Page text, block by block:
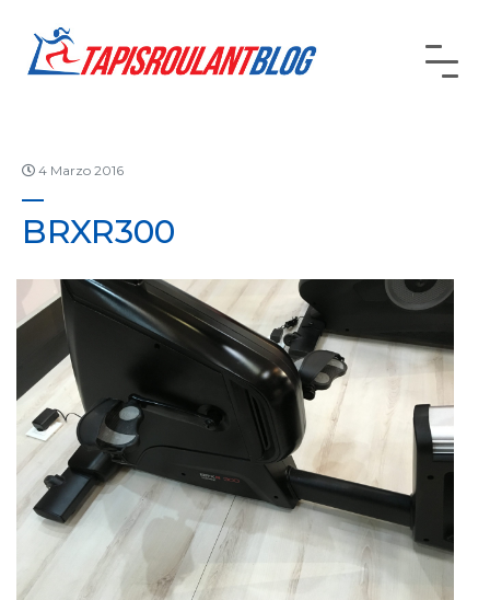
4 Marzo 2016
BRXR300